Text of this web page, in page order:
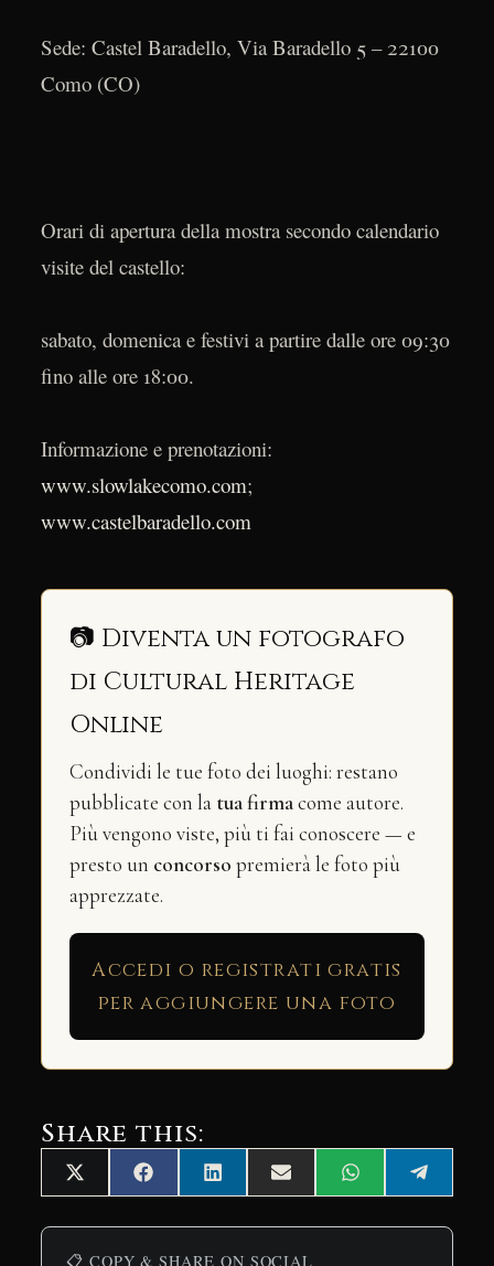
Sede: Castel Baradello, Via Baradello 5 – 22100
Como (CO)
Orari di apertura della mostra secondo calendario
visite del castello:
sabato, domenica e festivi a partire dalle ore 09:30
fino alle ore 18:00.
Informazione e prenotazioni:
www.slowlakecomo.com;
www.castelbaradello.com
📷 Diventa un fotografo
di Cultural Heritage
Online
Condividi le tue foto dei luoghi: restano
pubblicate con la tua firmacome autore.
Più vengono viste, più ti fai conoscere — e
presto un concorso premierà le foto più
apprezzate.
Accedi o registrati gratis
per aggiungere una foto
Share this:
Share
on
X
(Twitter)
Share
on
FacebookShare
on
LinkedInShare
on
Email Share
on
WhatsAppShare
on
📋 COPY & SHARE ON SOCIAL